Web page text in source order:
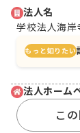
法人名
学校法人海岸
もっと知りたい
法人ホーム
こ